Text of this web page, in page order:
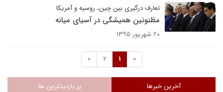
تعارف درگیری بین چین، روسیه و آمریکا
مظنونین همیشگی در آسیای میانه
۲۰ شهریور ۱۳۹۵
«
1
2
»
آخرین خبرها پر بازدیدترین ها